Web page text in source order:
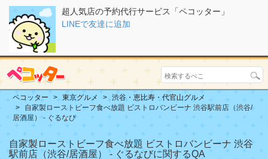
超人気店の予約代行サービス「ペコッター」
LINEで友達に追加
ペコッター 東京グルメ
渋谷・恵比寿・代官山グルメ
自家製ローストビーフ食べ放題 ビストロバンビーナ 渋谷駅前店（渋谷/
居酒屋） - ぐるなび
自家製ローストビーフ食べ放題 ビストロバンビーナ 渋谷
駅前店（渋谷/居酒屋） - ぐるなびに関するQA